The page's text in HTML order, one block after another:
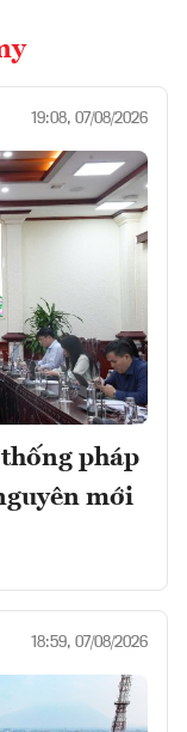
19:08, 07/08/2026
pháp
mới
18:59, 07/08/2026